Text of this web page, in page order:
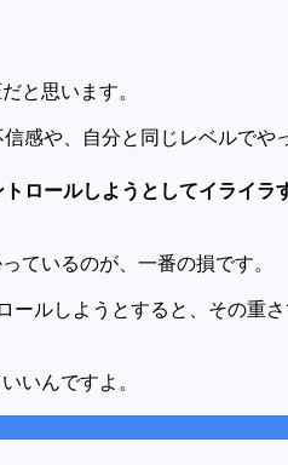
と思います。
感や、自分と同じレベルでや
トロールしようとしてイライラ
ているのが、一番の損です。
ールしようとすると、その重
いんですよ。